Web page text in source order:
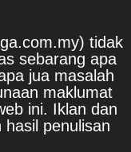
tidak
sebarang apa
jua masalah
maklumat
ini. Iklan dan
penulisan